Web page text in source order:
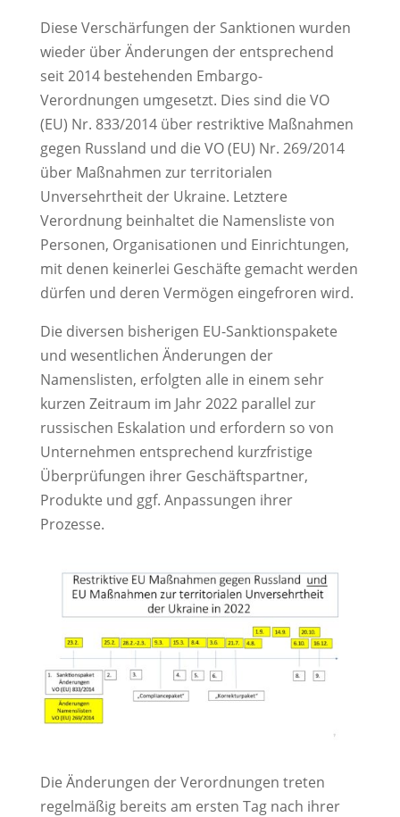
Diese Verschärfungen der Sanktionen wurden
wieder über Änderungen der entsprechend
seit 2014 bestehenden Embargo-
Verordnungen umgesetzt. Dies sind die VO
(EU) Nr. 833/2014 über restriktive Maßnahmen
gegen Russland und die VO (EU) Nr. 269/2014
über Maßnahmen zur territorialen
Unversehrtheit der Ukraine. Letztere
Verordnung beinhaltet die Namensliste von
Personen, Organisationen und Einrichtungen,
mit denen keinerlei Geschäfte gemacht werden
dürfen und deren Vermögen eingefroren wird.
Die diversen bisherigen EU-Sanktionspakete
und wesentlichen Änderungen der
Namenslisten, erfolgten alle in einem sehr
kurzen Zeitraum im Jahr 2022 parallel zur
russischen Eskalation und erfordern so von
Unternehmen entsprechend kurzfristige
Überprüfungen ihrer Geschäftspartner,
Produkte und ggf. Anpassungen ihrer
Prozesse.
Die Änderungen der Verordnungen treten
regelmäßig bereits am ersten Tag nach ihrer